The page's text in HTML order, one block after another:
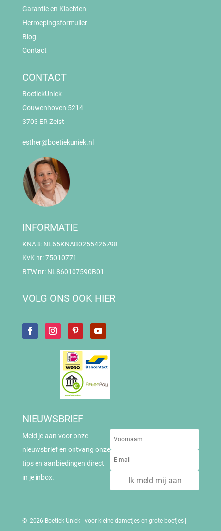
Garantie en Klachten
Herroepingsformulier
Blog
Contact
CONTACT
BoetiekUniek
Couwenhoven 5214
3703 ER Zeist
esther@boetiekuniek.nl
INFORMATIE
KNAB: NL65KNAB0255426798
KvK nr: 75010771
BTW nr: NL860107590B01
VOLG ONS OOK HIER
NIEUWSBRIEF
Meld je aan voor onze
nieuwsbrief en ontvang onze
tips en aanbiedingen direct
in je inbox.
Ik meld mij aan
© 2026 Boetiek Uniek - voor kleine dametjes en grote boefjes |